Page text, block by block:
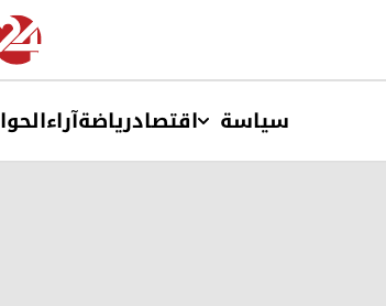
سیاسة اقتصادریاضةآراء